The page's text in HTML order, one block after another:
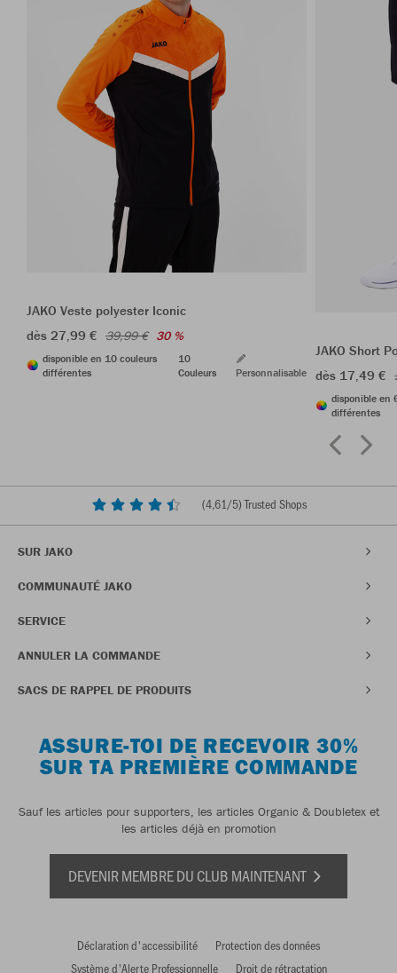
JAKO Veste polyester Iconic
dès 27,99 € 39,99 € 30 %
disponible en 10 couleurs
différentes
10
Couleurs
Personnalisable
JAKO Short
dès 17,49 €
disponible en
différentes
(4,61/5) Trusted Shops
SUR JAKO
COMMUNAUTÉ JAKO
SERVICE
ANNULER LA COMMANDE
SACS DE RAPPEL DE PRODUITS
ASSURE-TOI DE RECEVOIR 30%
SUR TA PREMIÈRE COMMANDE
Sauf les articles pour supporters, les articles Organic & Doubletex et
les articles déjà en promotion
DEVENIR MEMBRE DU CLUB MAINTENANT
Déclaration d'accessibilité
Protection des données
Système d'Alerte Professionnelle
Droit de rétractation